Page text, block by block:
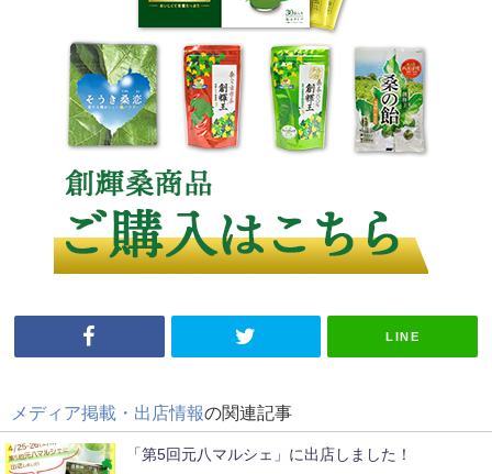
LINE
メディア掲載・出店情報の関連記事
「第5回元八マルシェ」に出店しました！